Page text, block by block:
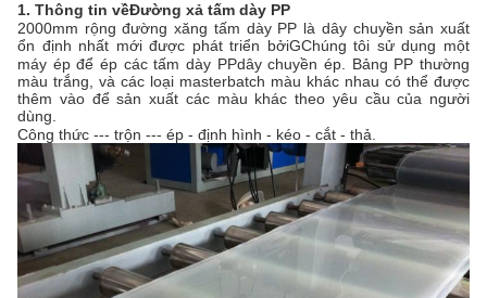
1. Thông tin vềĐường xả tấm dày PP
2000mm rộng đường xăng tấm dày PP là dây chuyền sản xuất
ổn định nhất mới được phát triển bởiGChúng tôi sử dụng một
máy ép để ép các tấm dày PPdây chuyền ép . Bảng PP thường
màu trắng, và các loại masterbatch màu khác nhau có thể được
thêm vào để sản xuất các màu khác theo yêu cầu của người
dùng.
Công thức --- trộn --- ép - định hình - kéo - cắt - thả.